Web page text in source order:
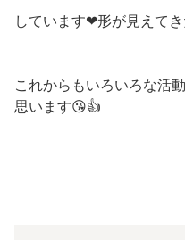
しています❤形が見えて
これからもいろいろな活
思います😘👍